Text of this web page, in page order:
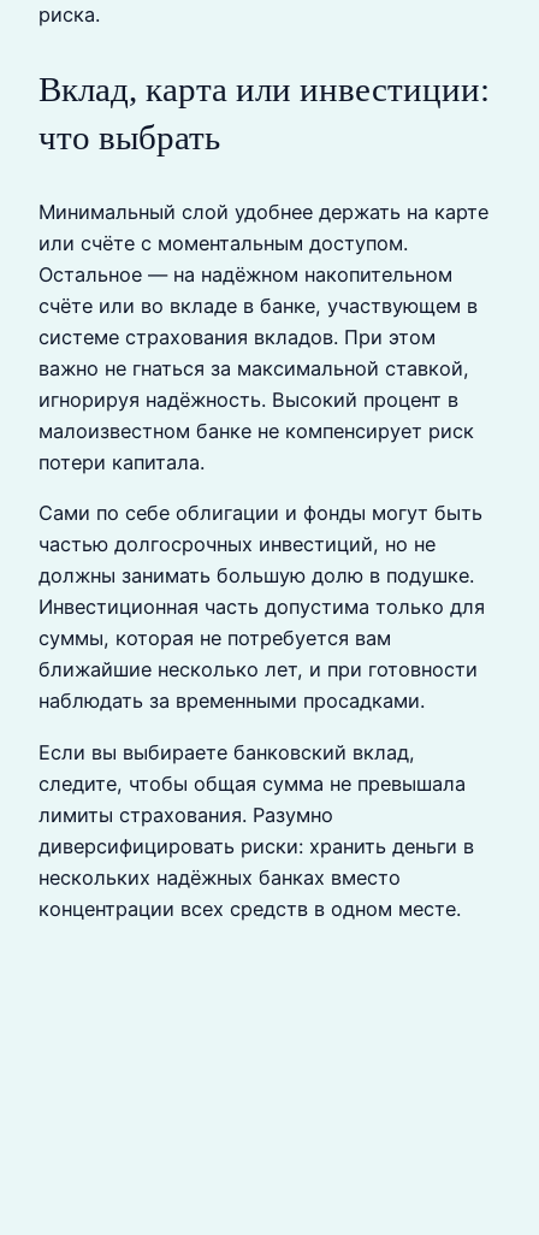
риска.
Вклад, карта или инвестиции:
что выбрать
Минимальный слой удобнее держать на карте
или счёте с моментальным доступом.
Остальное — на надёжном накопительном
счёте или во вкладе в банке, участвующем в
системе страхования вкладов. При этом
важно не гнаться за максимальной ставкой,
игнорируя надёжность. Высокий процент в
малоизвестном банке не компенсирует риск
потери капитала.
Сами по себе облигации и фонды могут быть
частью долгосрочных инвестиций, но не
должны занимать большую долю в подушке.
Инвестиционная часть допустима только для
суммы, которая не потребуется вам
ближайшие несколько лет, и при готовности
наблюдать за временными просадками.
Если вы выбираете банковский вклад,
следите, чтобы общая сумма не превышала
лимиты страхования. Разумно
диверсифицировать риски: хранить деньги в
нескольких надёжных банках вместо
концентрации всех средств в одном месте.